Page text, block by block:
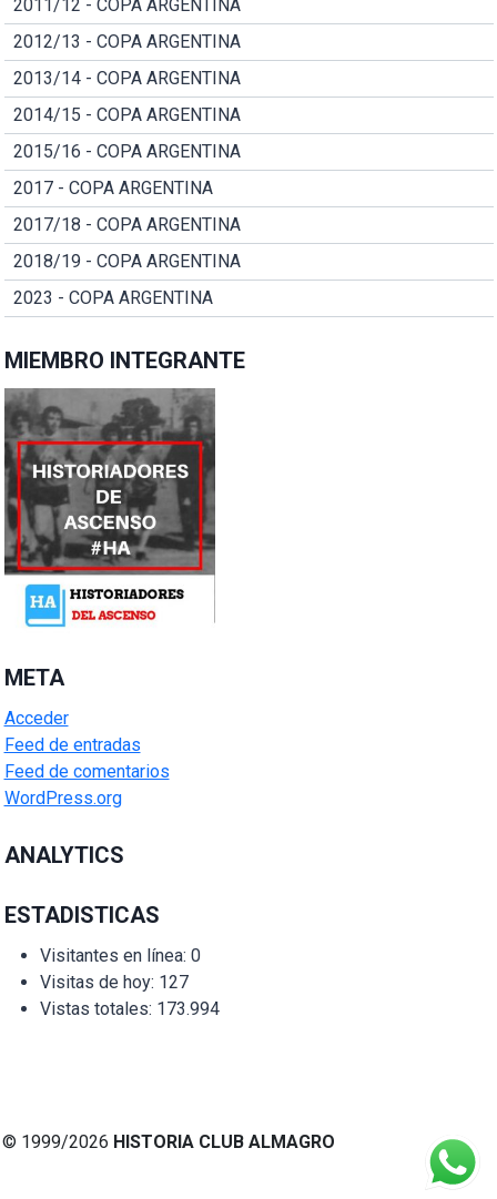
2011/12 - COPA ARGENTINA
2012/13 - COPA ARGENTINA
2013/14 - COPA ARGENTINA
2014/15 - COPA ARGENTINA
2015/16 - COPA ARGENTINA
2017 - COPA ARGENTINA
2017/18 - COPA ARGENTINA
2018/19 - COPA ARGENTINA
2023 - COPA ARGENTINA
MIEMBRO INTEGRANTE
META
Acceder
Feed de entradas
Feed de comentarios
WordPress.org
ANALYTICS
ESTADISTICAS
Visitantes en línea: 0
Visitas de hoy: 127
Vistas totales: 173.994
© 1999/2026 HISTORIA CLUB ALMAGRO